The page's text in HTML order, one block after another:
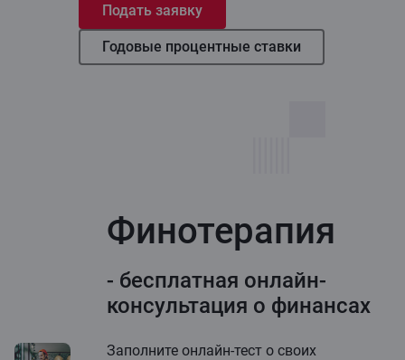
Подать заявку
Годовые процентные ставки
Финотерапия
- бесплатная онлайн-
консультация о финансах
Заполните онлайн-тест о своих